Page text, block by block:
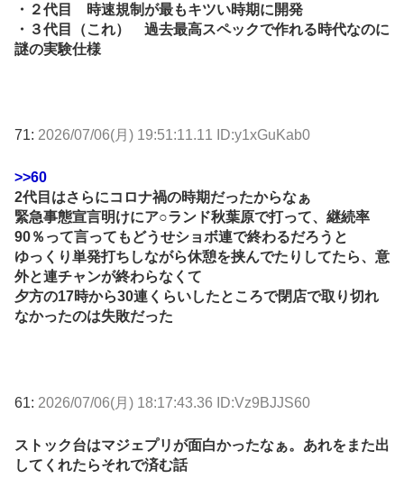
・２代目 時速規制が最もキツい時期に開発
・３代目（これ） 過去最高スペックで作れる時代なのに
謎の実験仕様
71: 2026/07/06(月) 19:51:11.11 ID:y1xGuKab0
>>60
2代目はさらにコロナ禍の時期だったからなぁ
緊急事態宣言明けにア○ランド秋葉原で打って、継続率
90％って言ってもどうせショボ連で終わるだろうと
ゆっくり単発打ちしながら休憩を挟んでたりしてたら、意
外と連チャンが終わらなくて
夕方の17時から30連くらいしたところで閉店で取り切れ
なかったのは失敗だった
61: 2026/07/06(月) 18:17:43.36 ID:Vz9BJJS60
ストック台はマジェプリが面白かったなぁ。あれをまた出
してくれたらそれで済む話